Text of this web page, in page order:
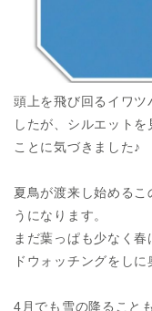
頭上を飛び回るイワツ
したが、シルエット
ことに気づきました♪
夏鳥が渡来し始める
うになります。
まだ葉っぱも少なく
ドウォッチングをし
4月でも雪の降ること